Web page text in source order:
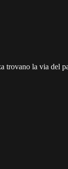
trovano la via del